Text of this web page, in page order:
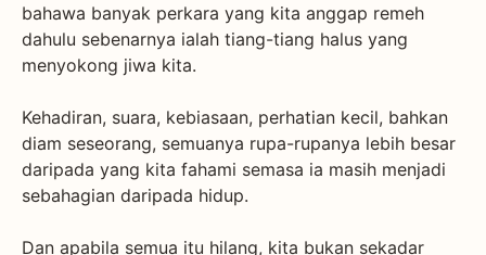
bahawa banyak perkara yang kita anggap remeh
dahulu sebenarnya ialah tiang-tiang halus yang
menyokong jiwa kita.
Kehadiran, suara, kebiasaan, perhatian kecil, bahkan
diam seseorang, semuanya rupa-rupanya lebih besar
daripada yang kita fahami semasa ia masih menjadi
sebahagian daripada hidup.
Dan apabila semua itu hilang, kita bukan sekadar